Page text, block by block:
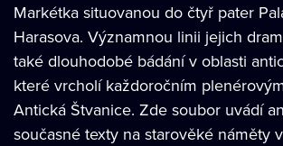
Markétka situovanou do čtyř pater
Harasova. Významnou linii jejich
také dlouhodobé bádání v oblasti
které vrcholí každoročním
Antická Štvanice. Zde soubor uvádí
současné texty na starověké náměty